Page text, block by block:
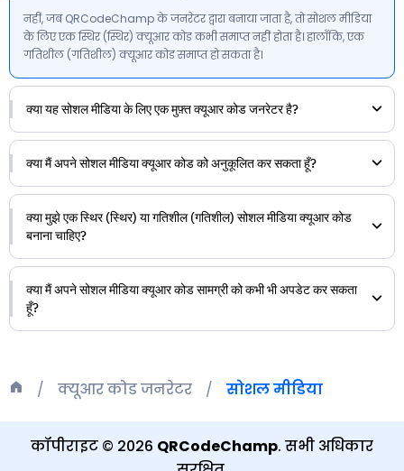
क्यूआर कोड जनरेटर सोशल मीडिया
नहीं, जब QRCodeChamp के जनरेटर द्वारा बनाया जाता है, तो सोशल मीडिया
के लिए एक स्थिर (स्थिर) क्यूआर कोड कभी समाप्त नहीं होता है। हालाँकि, एक
गतिशील (गतिशील) क्यूआर कोड समाप्त हो सकता है।
क्या यह सोशल मीडिया के लिए एक मुफ़्त क्यूआर कोड जनरेटर है?
क्या मैं अपने सोशल मीडिया क्यूआर कोड को अनुकूलित कर सकता हूँ?
क्या मुझे एक स्थिर (स्थिर) या गतिशील (गतिशील) सोशल मीडिया क्यूआर कोड
बनाना चाहिए?
क्या मैं अपने सोशल मीडिया क्यूआर कोड सामग्री को कभी भी अपडेट कर सकता
हूँ?
कॉपीराइट © 2026 QRCodeChamp. सभी अधिकार